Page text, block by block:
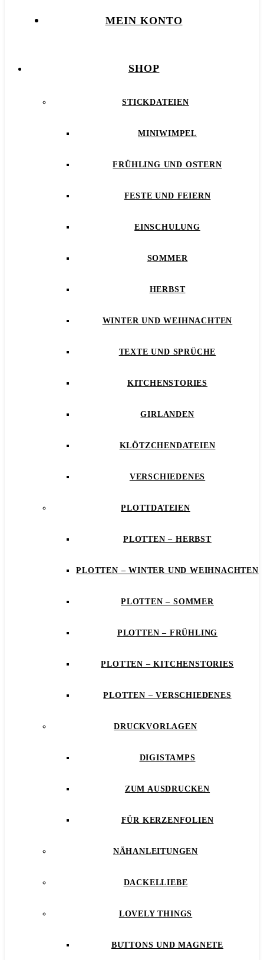
MEIN KONTO
SHOP
STICKDATEIEN
MINIWIMPEL
FRÜHLING UND OSTERN
FESTE UND FEIERN
EINSCHULUNG
SOMMER
HERBST
WINTER UND WEIHNACHTEN
TEXTE UND SPRÜCHE
KITCHENSTORIES
GIRLANDEN
KLÖTZCHENDATEIEN
VERSCHIEDENES
PLOTTDATEIEN
PLOTTEN – HERBST
PLOTTEN – WINTER UND WEIHNACHTEN
PLOTTEN – SOMMER
PLOTTEN – FRÜHLING
PLOTTEN – KITCHENSTORIES
PLOTTEN – VERSCHIEDENES
DRUCKVORLAGEN
DIGISTAMPS
ZUM AUSDRUCKEN
FÜR KERZENFOLIEN
NÄHANLEITUNGEN
DACKELLIEBE
LOVELY THINGS
BUTTONS UND MAGNETE